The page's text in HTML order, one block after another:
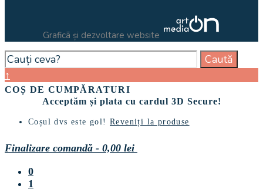
Graficã și dezvoltare website
Search
for:
Caută
Close
Search
Window
↑
COȘ DE CUMPĂRATURI
Acceptăm și plata cu cardul 3D Secure!
Coșul dvs este gol!Reveniți la produse
Finalizare comandă - 0,00 lei
0
1